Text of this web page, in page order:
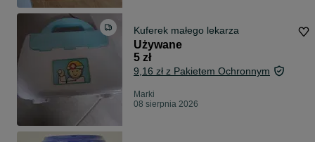
Kuferek małego lekarza
Używane
5 zł
9,16 zł z Pakietem Ochronnym
Marki
08 sierpnia 2026